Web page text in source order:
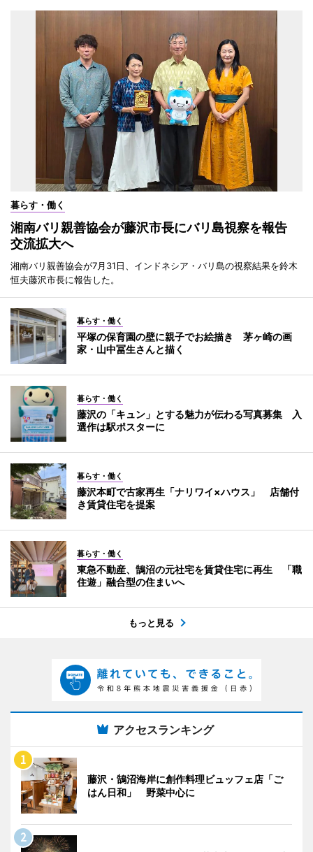
暮らす・働く
湘南バリ親善協会が藤沢市長にバリ島視察を報告
交流拡大へ
湘南バリ親善協会が7月31日、インドネシア・バリ島の視察結果を鈴木
恒夫藤沢市長に報告した。
暮らす・働く
平塚の保育園の壁に親子でお絵描き 茅ヶ崎の画
家・山中冨生さんと描く
暮らす・働く
藤沢の「キュン」とする魅力が伝わる写真募集 入
選作は駅ポスターに
暮らす・働く
藤沢本町で古家再生「ナリワイ×ハウス」 店舗付
き賃貸住宅を提案
暮らす・働く
東急不動産、鵠沼の元社宅を賃貸住宅に再生 「職
住遊」融合型の住まいへ
もっと見る
アクセスランキング
藤沢・鵠沼海岸に創作料理ビュッフェ店「ご
はん日和」 野菜中心に